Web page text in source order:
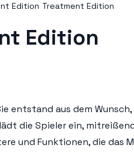
Edition Treatment Edition
Edition
entstand aus dem
die Spieler ein,
und Funktionen, die das